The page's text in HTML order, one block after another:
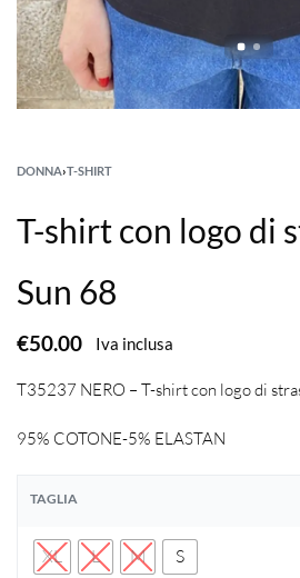
DONNA›T-SHIRT
T-shirt con logo di
Sun 68
€50.00 Iva inclusa
T35237 NERO – T-shirt con logo di
95% COTONE-5% ELASTAN
TAGLIA
XL L M S